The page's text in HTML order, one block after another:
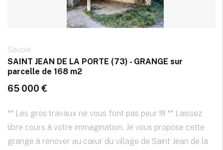
Savoie
SAINT JEAN DE LA PORTE (73) - GRANGE sur
parcelle de 168 m2
65 000 €
** Les gros travaux ne vous font pas peur !!!! ** Laissez
libre cours à votre immagination. Je vous propose cette
grange à rénover au cœur du village de Saint Jean de la